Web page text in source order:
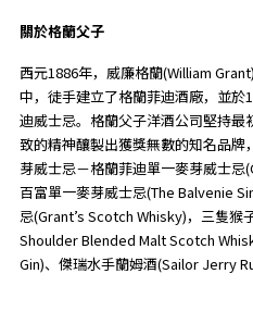
關於格蘭父子
西元1886年，威廉格蘭(William
中，徒手建立了格蘭菲迪酒廠，並
迪威士忌。格蘭父子洋酒公司堅持
致的精神釀製出獲獎無數的知名品
芽威士忌－格蘭菲迪單一麥芽威士忌
百富單一麥芽威士忌(The Balvenie
忌(Grant’s Scotch Whisky)，三隻猴
Shoulder Blended Malt Scotch
Gin)、傑瑞水手蘭姆酒(Sailor Jerry